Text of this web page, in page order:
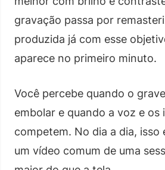
gravação passa por
produzida já com esse
aparece no primeiro minuto.
Você percebe quando o
embolar e quando a voz e os
competem. No dia a dia, isso
um vídeo comum de uma